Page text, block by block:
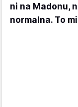
ni na Madonu,
normalna. To